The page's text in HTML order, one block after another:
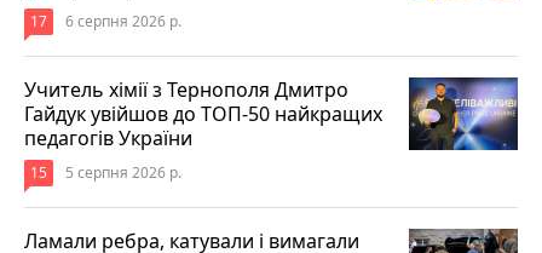
17 6 серпня 2026 р.
Учитель хімії з Тернополя Дмитро
Гайдук увійшов до ТОП-50 найкращих
педагогів України
15 5 серпня 2026 р.
Ламали ребра, катували і вимагали